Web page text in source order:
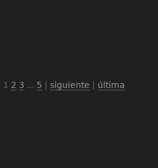
1 2 3 ... 5 | siguiente | última